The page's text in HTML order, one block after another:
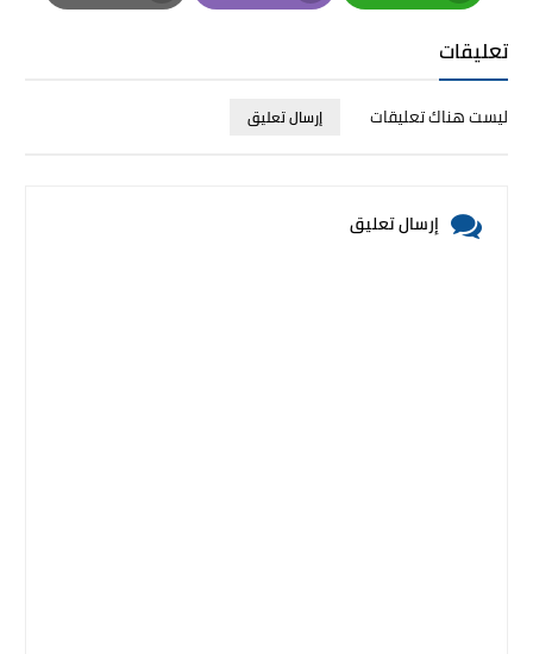
Whatsapp
Email
Print
تعليقات
ليست هناك تعليقات إرسال تعليق
إرسال تعليق